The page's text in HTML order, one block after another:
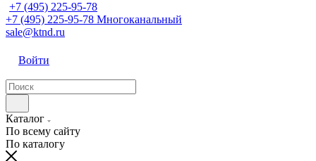
+7 (495) 225-95-78
+7 (495) 225-95-78 Многоканальный
sale@ktnd.ru
Войти
Каталог
По всему сайту
По каталогу